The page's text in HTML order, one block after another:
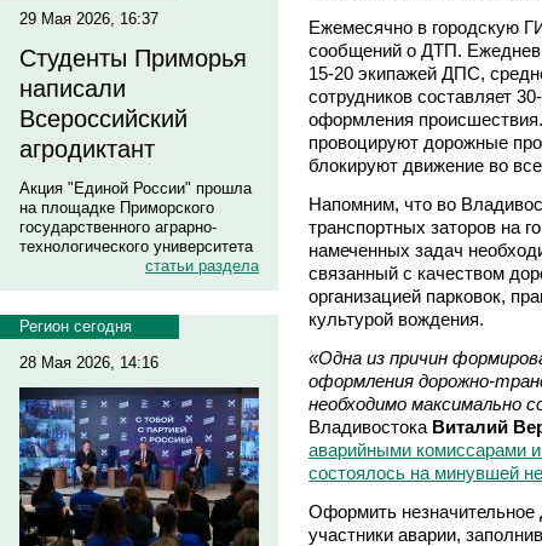
29 Мая 2026, 16:37
Студенты Приморья
написали
Всероссийский
агродиктант
Акция "Единой России" прошла
на площадке Приморского
государственного аграрно-
технологического университета
статьи раздела
Регион сегодня
28 Мая 2026, 14:16
Ежемесячно в городскую
сообщений о ДТП.
15-20 экипажей ДПС,
сотрудников составляет
оформления
провоцируют дорожные
блокируют движение во
Напомним, что во
транспортных заторов на
намеченных задач
связанный с качеством
организацией парковок,
культурой вождения.
«Одна из причин
оформления дорожно-
необходимо максимально
Владивостока Виталий
аварийными комиссарами
состоялось на минувшей
Оформить
участники аварии,